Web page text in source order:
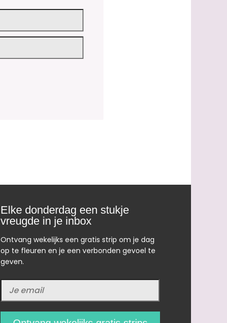
Elke donderdag een stukje
vreugde in je inbox
Ontvang wekelijks een gratis strip om je dag
op te fleuren en je een verbonden gevoel te
geven.